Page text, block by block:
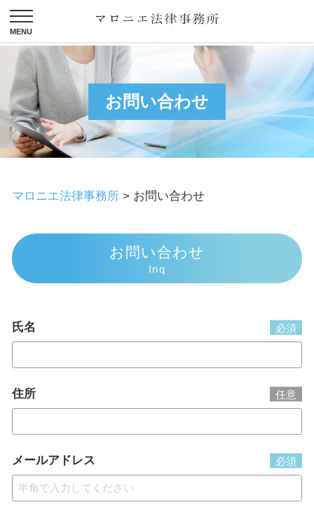
お問い合わせ
マロニエ法律事務所 > お問い合わせ
お問い合わせ
Inq
氏名 必須
住所 任意
メールアドレス 必須